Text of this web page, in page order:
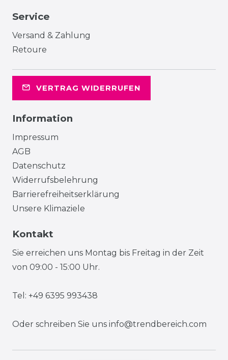
Service
Versand & Zahlung
Retoure
VERTRAG WIDERRUFEN
Information
Impressum
AGB
Datenschutz
Widerrufsbelehrung
Barrierefreiheitserklärung
Unsere Klimaziele
Kontakt
Sie erreichen uns Montag bis Freitag in der Zeit
von 09:00 - 15:00 Uhr.
Tel: +49 6395 993438
Oder schreiben Sie uns info@trendbereich.com